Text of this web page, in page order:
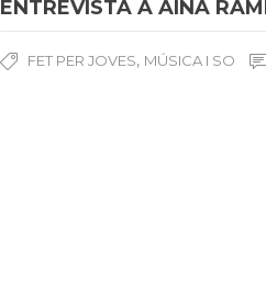
ENTREVISTA A AINA
FET PER JOVES, MÚSICA I SO